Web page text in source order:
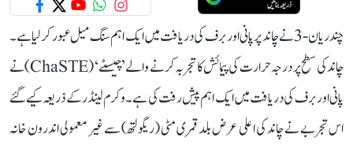
چندریان-3 نے چاند پر پانی اور برف کی دریافت میں ایک اہم سنگ میل عبور کر لیا ہے۔
چاند کی سطح پر درجہ حرارت کی پیمائش کا تجربہ کرنے والے ’چیسٹے‘ (ChaSTE) نے
پانی اور برف کی دریافت میں ایک اہم پیش رفت کی ہے۔ وکرم لینڈر کے ذریعہ کیے گئے
اس تجربے نے چاند کی اعلی عرض بلد قمری مٹی (ریگولتھ) سے غیر معمولی اندرون خانہ